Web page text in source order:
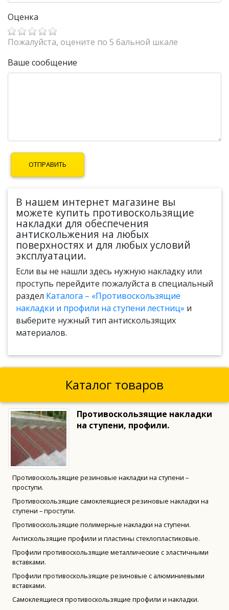
Оценка
Пожалуйста, оцените по 5 бальной шкале
Ваше сообщение
В нашем интернет магазине вы
можете купить противоскользящие
накладки для обеспечения
антискольжения на любых
поверхностях и для любых условий
эксплуатации.
Если вы не нашли здесь нужную накладку или
проступь перейдите пожалуйста в специальный
раздел Каталога – «Противоскользящие
накладки и профили на ступени лестниц» и
выберите нужный тип антискользящих
материалов.
Каталог товаров
Противоскользящие накладки
на ступени, профили.
Противоскользящие резиновые накладки на ступени –
проступи.
Противоскользящие самоклеящиеся резиновые накладки на
ступени – проступи.
Противоскользящие полимерные накладки на ступени.
Антискользящие профили и пластины стеклопластиковые.
Профили противоскользящие металлические с эластичными
вставками.
Профили противоскользящие резиновые с алюминиевыми
вставками.
Самоклеящиеся противоскользящие профили и накладки.